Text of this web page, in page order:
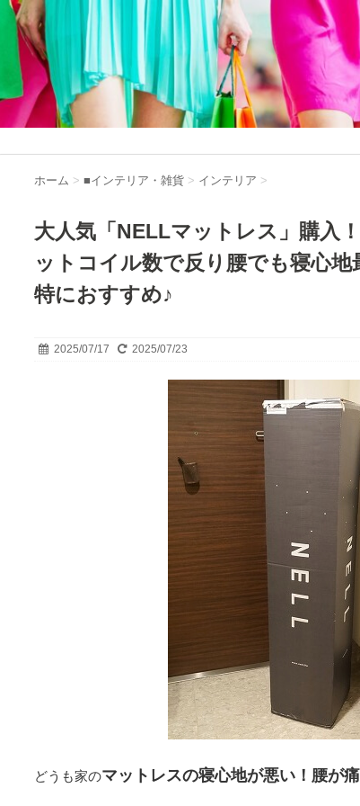
ホーム > ■インテリア・雑貨 > インテリア >
大人気「NELLマットレス」購入
ットコイル数で反り腰でも寝心
特におすすめ♪
2025/07/17 2025/07/23
どうも家のマットレスの寝心地が悪い！腰が